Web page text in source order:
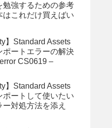
勉強するための参考
はこれだけ買えばい
】Standard Assets
ポートエラーの解決
CS0619 –
】Standard Assets
ポートして使いたい
ー対処方法を添え